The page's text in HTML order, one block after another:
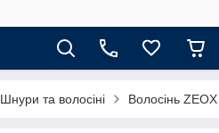
Шнури та волосіні Волосінь